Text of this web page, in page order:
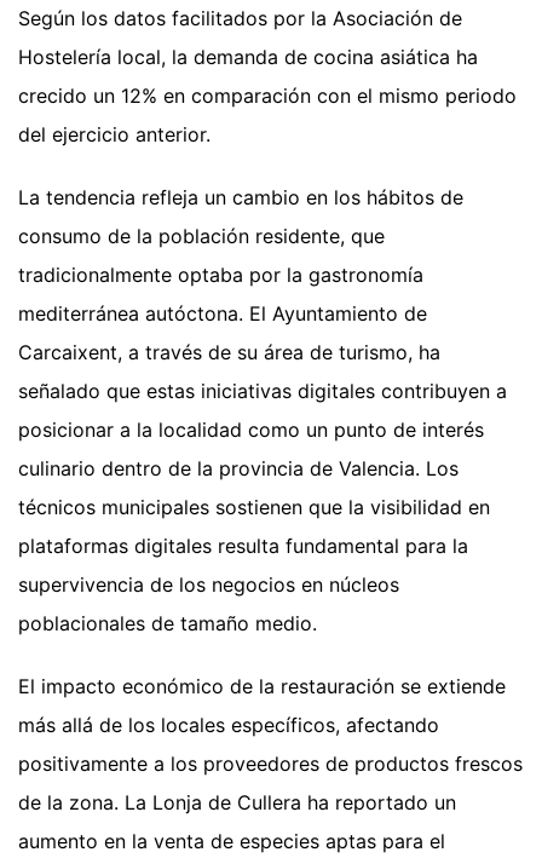
Según los datos facilitados por la Asociación de
Hostelería local, la demanda de cocina asiática ha
crecido un 12% en comparación con el mismo periodo
del ejercicio anterior.
La tendencia refleja un cambio en los hábitos de
consumo de la población residente, que
tradicionalmente optaba por la gastronomía
mediterránea autóctona. El Ayuntamiento de
Carcaixent, a través de su área de turismo, ha
señalado que estas iniciativas digitales contribuyen a
posicionar a la localidad como un punto de interés
culinario dentro de la provincia de Valencia. Los
técnicos municipales sostienen que la visibilidad en
plataformas digitales resulta fundamental para la
supervivencia de los negocios en núcleos
poblacionales de tamaño medio.
El impacto económico de la restauración se extiende
más allá de los locales específicos, afectando
positivamente a los proveedores de productos frescos
de la zona. La Lonja de Cullera ha reportado un
aumento en la venta de especies aptas para el